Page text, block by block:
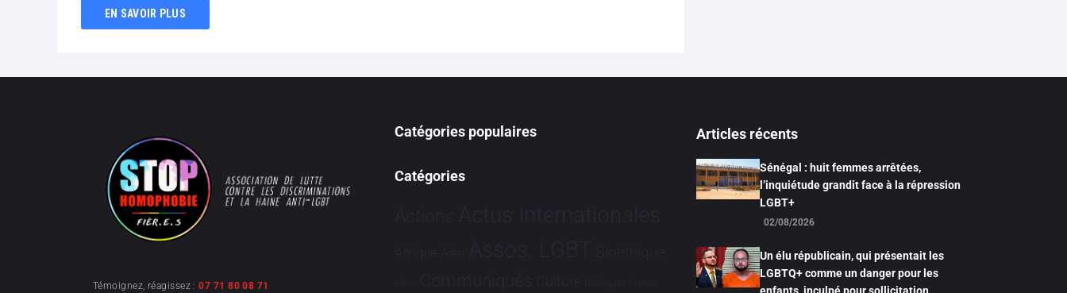
EN SAVOIR PLUS
Témoignez, réagissez :07 71 80 08 71
Catégories populaires
Catégories
Actions Actus Internationales
Afrique Asie Assos. LGBT Bioéthique
Brève Communiqués Culture Dialogues France-
Articles récents
Sénégal : huit femmes arrêtées,
l’inquiétude grandit face à la répression
LGBT+
02/08/2026
Un élu républicain, qui présentait les
LGBTQ+ comme un danger pour les